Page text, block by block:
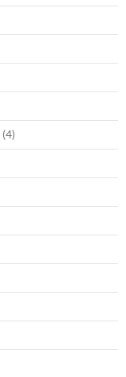
(4)